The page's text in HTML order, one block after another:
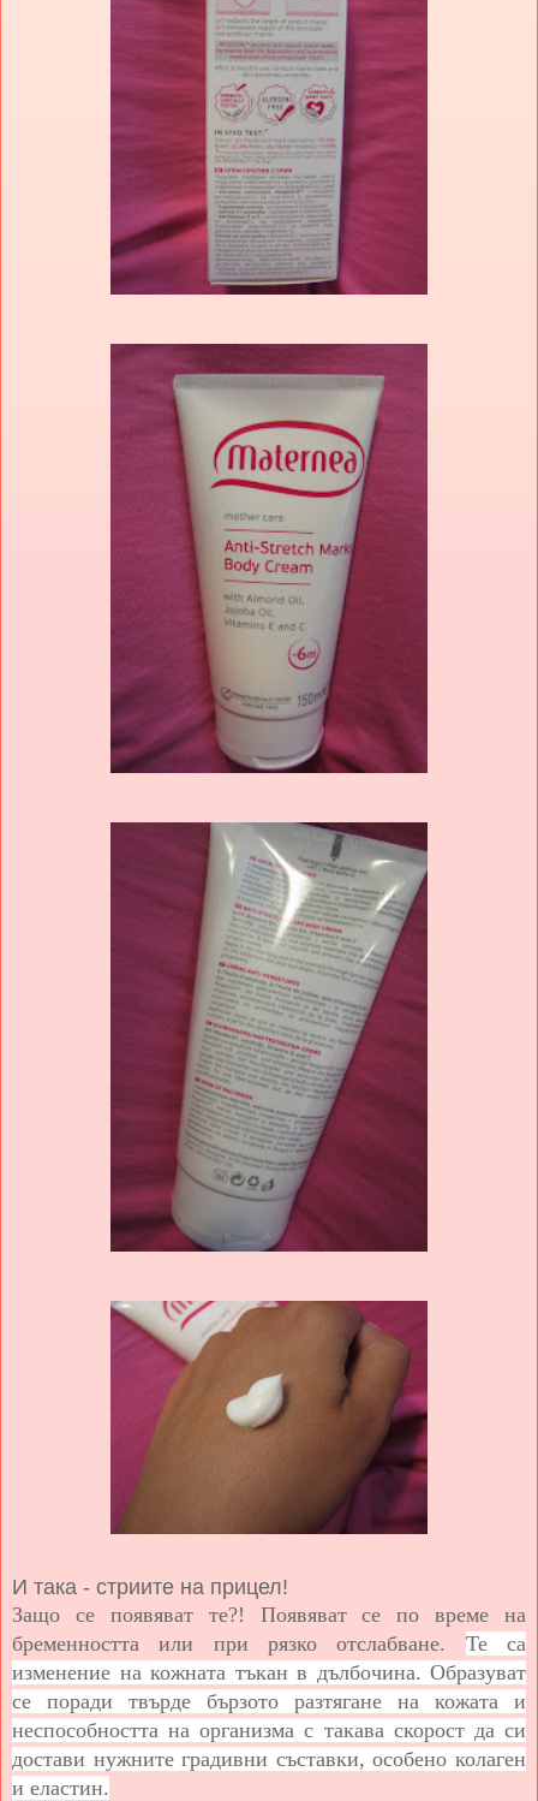
И така - стриите на прицел!
Защо се появяват те?! Появяват се по време на
бременността или при рязко отслабване. Те са
изменение на кожната тъкан в дълбочина. Образуват
се поради твърде бързото разтягане на кожата и
неспособността на организма с такава скорост да си
достави нужните градивни съставки, особено колаген
и еластин.